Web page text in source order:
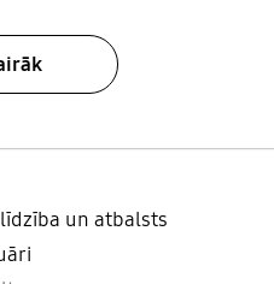
un atbalsts